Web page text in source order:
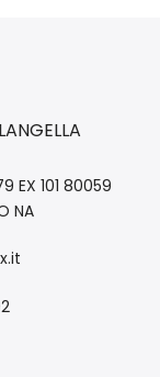
EX 101 80059
NA